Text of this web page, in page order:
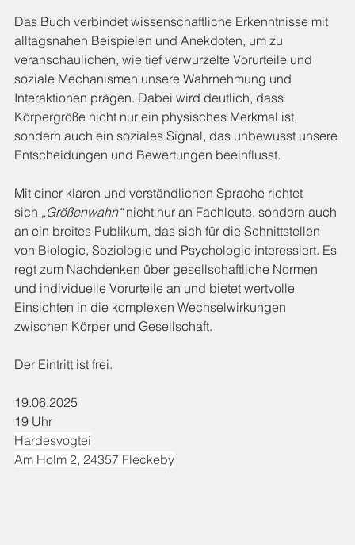
Das Buch verbindet wissenschaftliche Erkenntnisse mit
alltagsnahen Beispielen und Anekdoten, um zu
veranschaulichen, wie tief verwurzelte Vorurteile und
soziale Mechanismen unsere Wahrnehmung und
Interaktionen prägen. Dabei wird deutlich, dass
Körpergröße nicht nur ein physisches Merkmal ist,
sondern auch ein soziales Signal, das unbewusst unsere
Entscheidungen und Bewertungen beeinflusst.
Mit einer klaren und verständlichen Sprache richtet
sich „Größenwahn“ nicht nur an Fachleute, sondern auch
an ein breites Publikum, das sich für die Schnittstellen
von Biologie, Soziologie und Psychologie interessiert. Es
regt zum Nachdenken über gesellschaftliche Normen
und individuelle Vorurteile an und bietet wertvolle
Einsichten in die komplexen Wechselwirkungen
zwischen Körper und Gesellschaft.
Der Eintritt ist frei.
19.06.2025
19 Uhr
Hardesvogtei
Am Holm 2, 24357 Fleckeby